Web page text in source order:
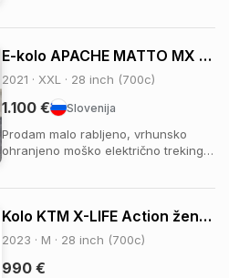
just two bicycles. An invitation to
explore the world—side by side.
Some bik...
E-kolo APACHE MATTO MX 400 (2021)
2021 · XXL · 28 inch (700c)
Slovenija
1.100 €
Prodam malo rabljeno, vrhunsko
ohranjeno moško električno treking
dokazuje števec s skupno
prevoženimi le 600 kilometri. Kolo
poganja močan sredins...
Kolo KTM X-LIFE Action žensko
2023 · M · 28 inch (700c)
990 €